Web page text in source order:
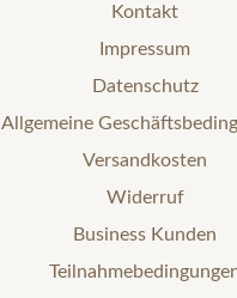
Kontakt
Impressum
Datenschutz
Allgemeine
Versandkosten
Widerruf
Business Kunden